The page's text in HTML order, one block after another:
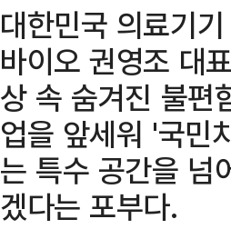
대한민국 의료기
바이오 권영조 대
상 속 숨겨진 불편
업을 앞세워 '국민
는 특수 공간을 넘
겠다는 포부다.